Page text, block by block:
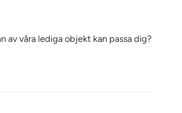
av våra lediga objekt kan passa dig?